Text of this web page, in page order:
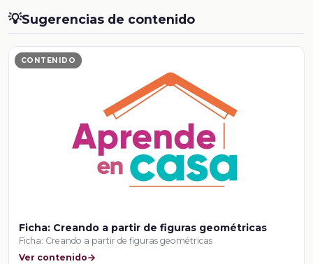
💡Sugerencias de contenido
CONTENIDO
Ficha: Creando a partir de figuras geométricas
Ficha: Creando a partir de figuras geométricas
Ver contenido